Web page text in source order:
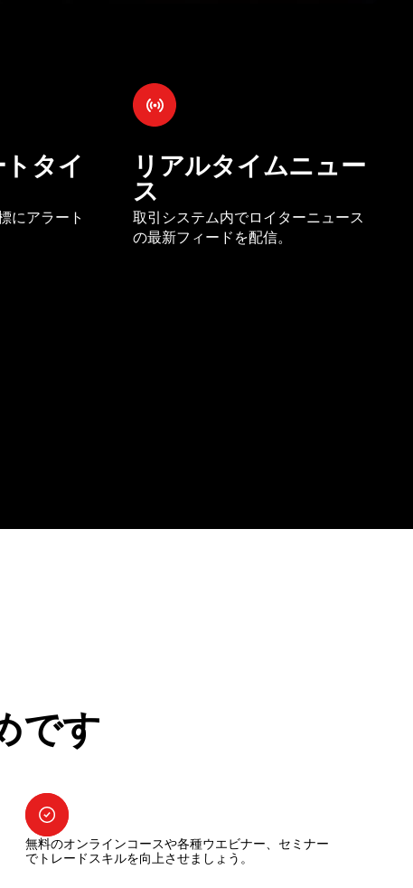
タイ
にアラート
リアルタイムニュー
ス
取引システム内でロイターニュース
の最新フィードを配信。
です
無料のオンラインコースや各種ウエビナー、セミナー
でトレードスキルを向上させましょう。